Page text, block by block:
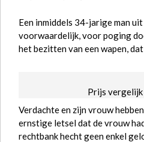
Een inmiddels 34-jarige man
voorwaardelijk, voor poging
het bezitten van een wapen,
Prijs vergelijk
Verdachte en zijn vrouw
ernstige letsel dat de vrouw
rechtbank hecht geen enkel